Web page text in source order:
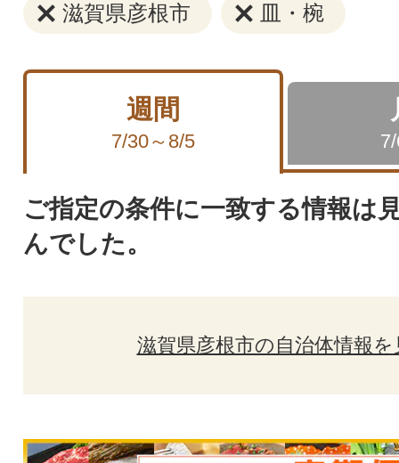
滋賀県彦根市 皿・椀
週間
7/30～8/5
ご指定の条件に一致する情報は
んでした。
滋賀県彦根市の自治体情報を